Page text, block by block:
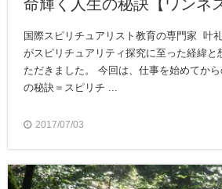
命輝く人生の秘訣【ワンネ
国際スピリチュアリスト教育の専門家 叶
がスピリチュアリティ探究に至った経緯と
ただきました。 今回は、仕事を始めてか
の秘訣＝スピリチ ...
2017/07/03